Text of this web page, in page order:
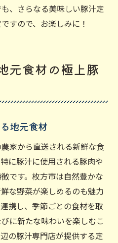
、さらなる美味しい豚汁定
すので、お楽しみに！
元食材の極上豚
地元食材
家から直送される新鮮な食
に豚汁に使用される豚肉や
です。枚方市は自然豊かな
な野菜が楽しめるのも魅力
携し、季節ごとの食材を取
に新たな味わいを楽しむこ
の豚汁専門店が提供する定